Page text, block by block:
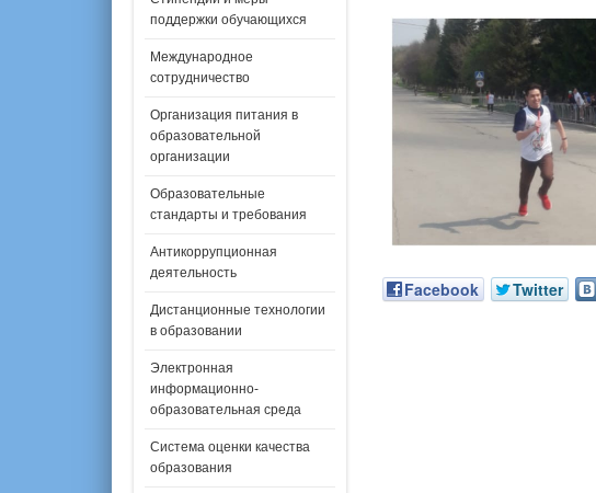
поддержки обучающихся
Международное
сотрудничество
Организация питания в
образовательной
организации
Образовательные
стандарты и требования
Антикоррупционная
деятельность
Дистанционные технологии
в образовании
Электронная
информационно-
образовательная среда
Система оценки качества
образования
Facebook Twitter